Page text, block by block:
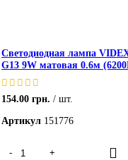
Светодиодная лампа
G13 9W матовая 0.6м
154.00 грн.
шт.
Артикул 151776